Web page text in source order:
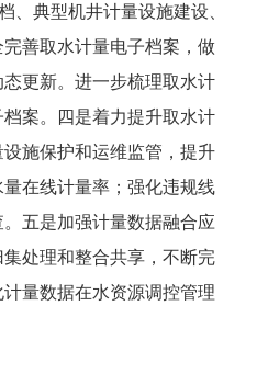
、典型机井计量设施建设、
善取水计量电子档案，做
更新。进一步梳理取水计
案。四是着力提升取水计
施保护和运维监管，提升
在线计量率；强化违规线
五是加强计量数据融合应
处理和整合共享，不断完
量数据在水资源调控管理